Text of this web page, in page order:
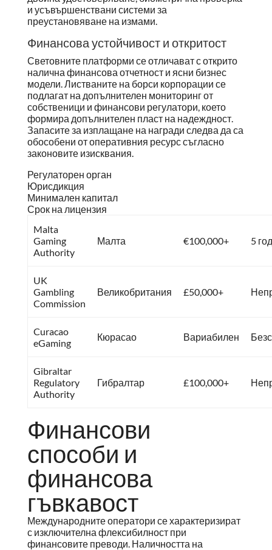
и усъвършенствани системи за
преустановяване на измами.
Финансова устойчивост и откритост
Световните платформи се отличават с открито
налична финансова отчетност и ясни бизнес
модели. Листваните на борси корпорации се
подлагат на допълнителен мониторинг от
собственици и финансови регулатори, което
формира допълнителен пласт на надеждност.
Запасите за изплащане на награди следва да са
обособени от оперативния ресурс съгласно
законовите изисквания.
Регулаторен орган
Юрисдикция
Минимален капитал
Срок на лицензия
Malta
Gaming
Authority
Малта €100,000+ 5
UK
Gambling
Commission
Великобритания £50,000+
Curacao
eGaming
Кюрасао Вариабилен
Gibraltar
Regulatory
Authority
Гибралтар £100,000+
Финансови
способи и
финансова
гъвкавост
Международните оператори се характеризират
с изключителна флексибилност при
финансовите преводи. Наличността на